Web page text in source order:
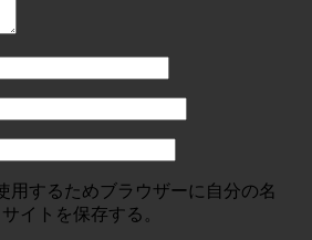
用するためブラウザーに自分の名
イトを保存する。